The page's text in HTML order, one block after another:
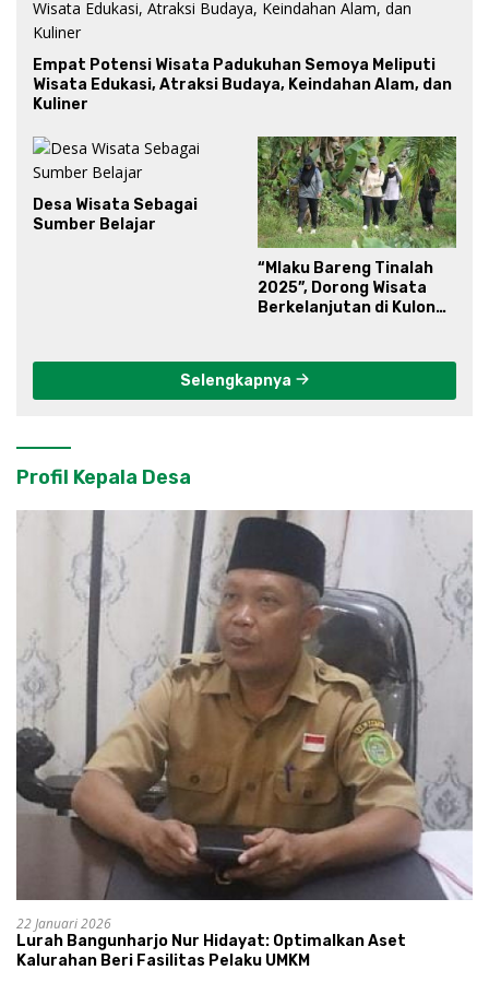
Empat Potensi Wisata Padukuhan Semoya Meliputi
Wisata Edukasi, Atraksi Budaya, Keindahan Alam, dan
Kuliner
Desa Wisata Sebagai
Sumber Belajar
“Mlaku Bareng Tinalah
2025”, Dorong Wisata
Berkelanjutan di Kulon
Selengkapnya
Profil Kepala Desa
22 Januari 2026
Lurah Bangunharjo Nur Hidayat: Optimalkan Aset
Kalurahan Beri Fasilitas Pelaku UMKM